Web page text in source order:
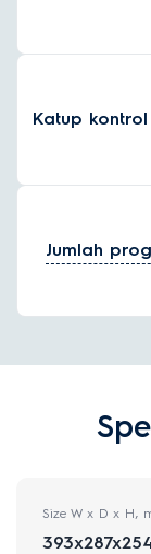
Katup
Jumlah
Size W x D x H,
393x287x254